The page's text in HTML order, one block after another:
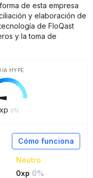
de esta empresa
y elaboración de
de FloQast
y la toma de
xp 0%
HYPE
Cómo funciona
Neutro
0xp 0%